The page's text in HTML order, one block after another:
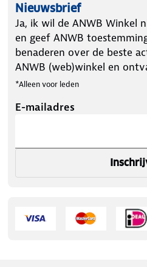
Nieuwsbrief
Ja, ik wil de ANWB Winkel
en geef ANWB
benaderen over de beste
ANWB (web)winkel en
*Alleen voor leden
E-mailadres